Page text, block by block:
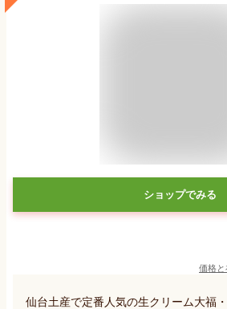
ショップでみる
価格と
仙台土産で定番人気の生クリーム大福